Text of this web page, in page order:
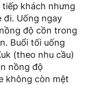
tiếp khách nhưng
đi. Uống ngay
độ cồn trong
Buổi tối uống
(theo nhu cầu)
nồng độ
không còn mệt